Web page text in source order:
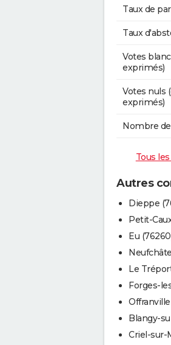
Taux de
Taux
Votes
exprimés)
Votes nuls
exprimés)
Nombre
Tous
Autres
Dieppe
Petit-
Eu
Le
Forges-
Blangy-
Criel-sur-